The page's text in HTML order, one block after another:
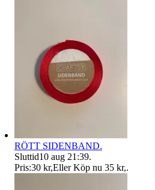
RÖTT SIDENBAND.
Sluttid10 aug 21:39.
Pris:30 kr,Eller Köp nu 35 kr,.